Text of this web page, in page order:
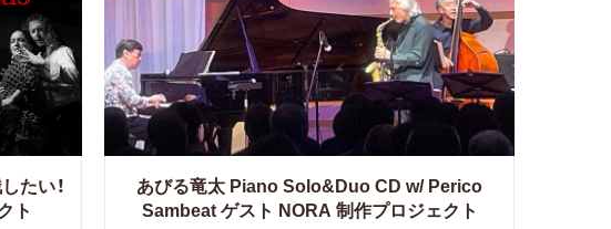
たい！
ト
あびる竜太 Piano Solo&Duo CD w/ Perico
Sambeat ゲスト NORA 制作プロジェクト